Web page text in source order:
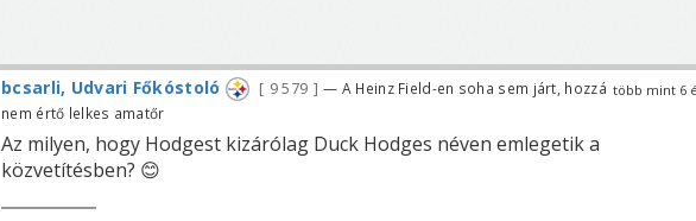
több mint 6
bcsarli, Udvari Főkóstoló 9 579
— A Heinz Field-en soha sem járt, hozzá
nem értő lelkes amatőr
Az milyen, hogy Hodgest kizárólag Duck Hodges néven emlegetik a
közvetítésben? 😊